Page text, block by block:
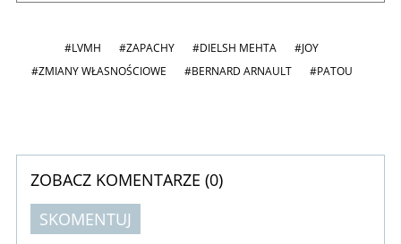
#LVMH #ZAPACHY #DIELSH MEHTA
#JOY
#ZMIANY WŁASNOŚCIOWE
#BERNARD ARNAULT #PATOU
ZOBACZ KOMENTARZE (0)
SKOMENTUJ